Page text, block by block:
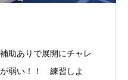
助ありで展開にチャレ
弱い！！ 練習しよ